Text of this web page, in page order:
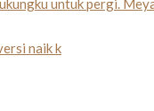
naik k